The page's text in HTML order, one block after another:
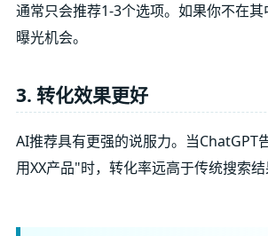
通常只会推荐1-3个选项。如果你不在
曝光机会。
3. 转化效果更好
AI推荐具有更强的说服力。当ChatGPT
用XX产品"时，转化率远高于传统搜索结